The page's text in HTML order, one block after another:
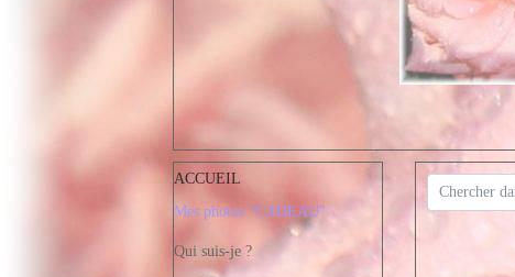
ACCUEIL
Mes photos "CADEAU"
Qui suis-je ?